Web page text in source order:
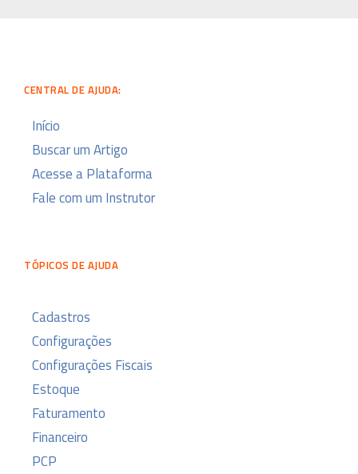
CENTRAL DE AJUDA:
Início
Buscar um Artigo
Acesse a Plataforma
Fale com um Instrutor
TÓPICOS DE AJUDA
Cadastros
Configurações
Configurações Fiscais
Estoque
Faturamento
Financeiro
PCP